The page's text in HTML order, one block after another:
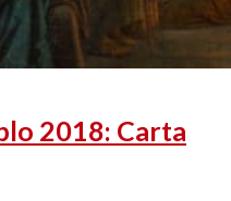
2018: Carta